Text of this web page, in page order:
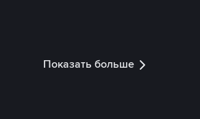
Показать больше